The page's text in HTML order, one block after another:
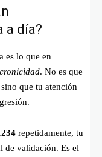
a día?
es lo que en
. No es que
que tu atención
repetidamente, tu
de validación. Es el